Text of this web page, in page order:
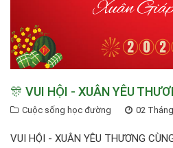
🎊 VUI HỘI - XUÂN YÊU
Cuộc sống học đường 02
VUI HỘI - XUÂN YÊU THƯƠNG